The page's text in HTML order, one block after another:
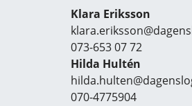
Klara Eriksson
073-653 07 72
Hilda Hultén
070-4775904